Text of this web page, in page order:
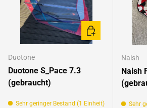
Duotone
Duotone S_Pace 7.3
(gebraucht)
Sehr geringer Bestand (1 Einheit)
IN DEN
Naish
Naish
Sehr